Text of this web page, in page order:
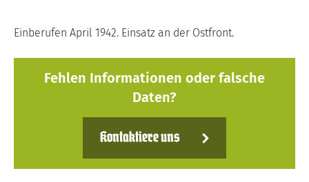
Einberufen April 1942. Einsatz an der Ostfront.
Fehlen Informationen oder falsche
Daten?
Kontaktiere uns